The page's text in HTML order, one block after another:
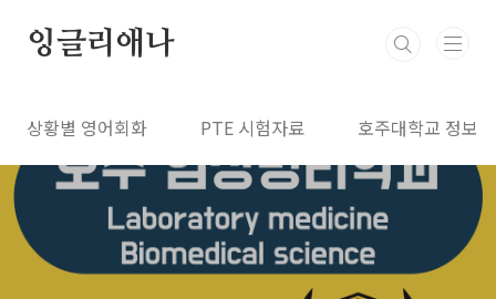
잉글리애나
상황별 영어회화 PTE 시험자료 호주대학교 정보